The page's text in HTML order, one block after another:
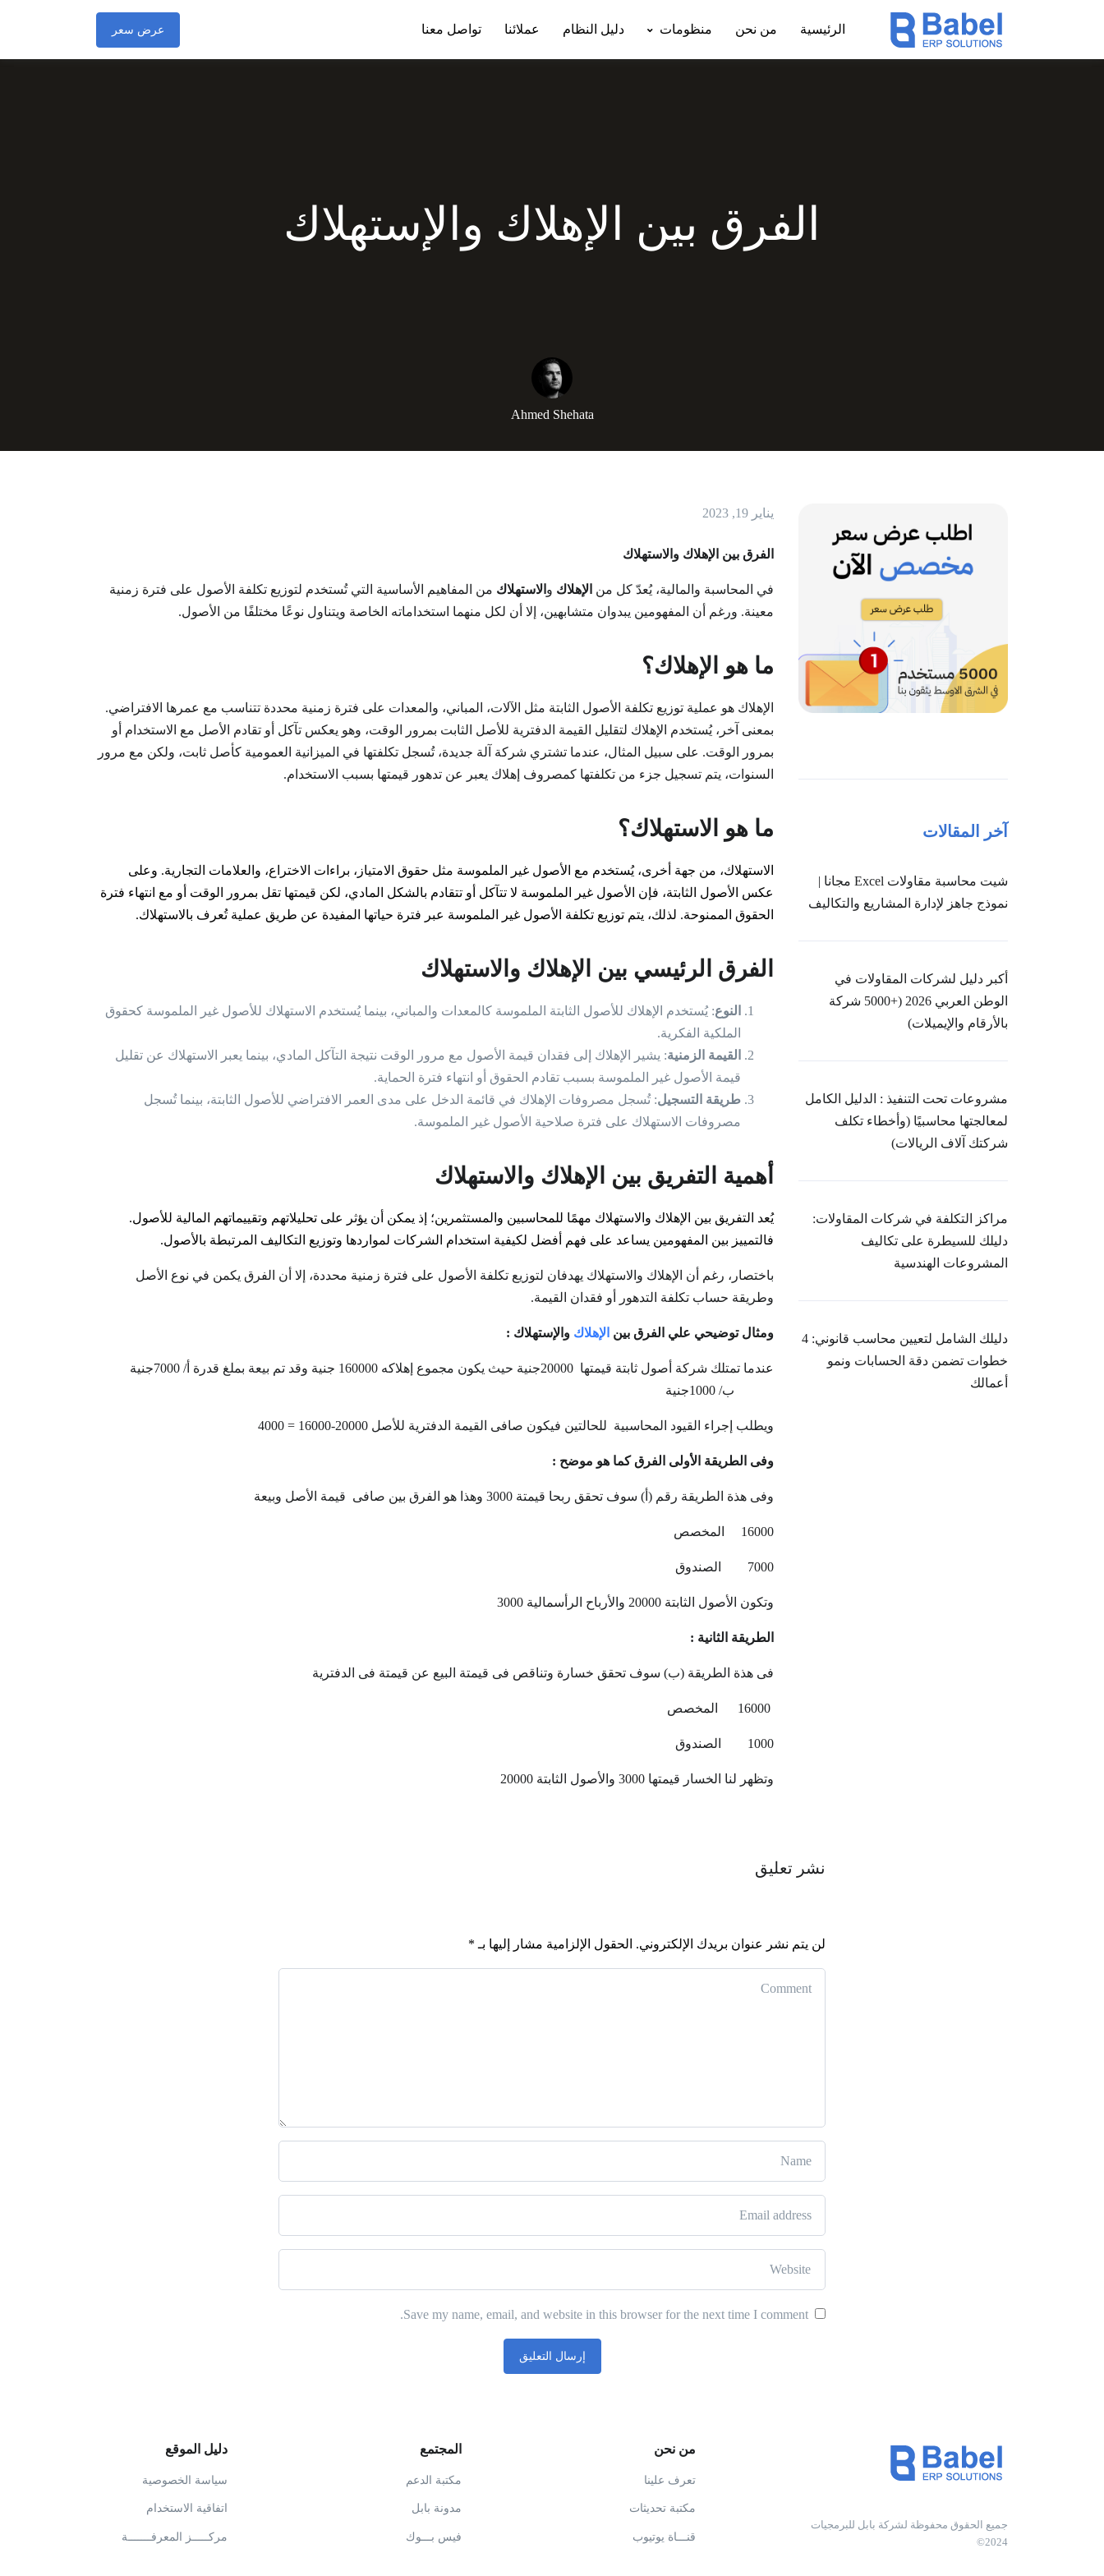
الرئيسية من نحن منظومات دليل النظام عملائنا تواصل معنا عرض سعر
الفرق بين الإهلاك والإستهلاك
Ahmed Shehata
يناير 19, 2023
الفرق بين الإهلاك والاستهلاك
في المحاسبة والمالية، يُعدّ كل من الإهلاك و الاستهلاك من المفاهيم الأساسية التي تُستخدم لتوزيع تكلفة الأصول على فترة زمنية
معينة. ورغم أن المفهومين يبدوان متشابهين، إلا أن لكل منهما استخداماته الخاصة ويتناول نوعًا مختلفًا من الأصول.
ما هو الإهلاك؟
الإهلاك هو عملية توزيع تكلفة الأصول الثابتة مثل الآلات، المباني، والمعدات على فترة زمنية محددة تتناسب مع عمرها الافتراضي.
بمعنى آخر، يُستخدم الإهلاك لتقليل القيمة الدفترية للأصل الثابت بمرور الوقت، وهو يعكس تآكل أو تقادم الأصل مع الاستخدام أو
بمرور الوقت. على سبيل المثال، عندما تشتري شركة آلة جديدة، تُسجل تكلفتها في الميزانية العمومية كأصل ثابت، ولكن مع مرور
السنوات، يتم تسجيل جزء من تكلفتها كمصروف إهلاك يعبر عن تدهور قيمتها بسبب الاستخدام.
ما هو الاستهلاك؟
الاستهلاك، من جهة أخرى، يُستخدم مع الأصول غير الملموسة مثل حقوق الامتياز، براءات الاختراع، والعلامات التجارية. وعلى
عكس الأصول الثابتة، فإن الأصول غير الملموسة لا تتآكل أو تتقادم بالشكل المادي، لكن قيمتها تقل بمرور الوقت أو مع انتهاء فترة
الحقوق الممنوحة. لذلك، يتم توزيع تكلفة الأصول غير الملموسة عبر فترة حياتها المفيدة عن طريق عملية تُعرف بالاستهلاك.
الفرق الرئيسي بين الإهلاك والاستهلاك
النوع: يُستخدم الإهلاك للأصول الثابتة الملموسة كالمعدات والمباني، بينما يُستخدم الاستهلاك للأصول غير الملموسة كحقوق
الملكية الفكرية.
القيمة الزمنية: يشير الإهلاك إلى فقدان قيمة الأصول مع مرور الوقت نتيجة التآكل المادي، بينما يعبر الاستهلاك عن تقليل
قيمة الأصول غير الملموسة بسبب تقادم الحقوق أو انتهاء فترة الحماية.
طريقة التسجيل: تُسجل مصروفات الإهلاك في قائمة الدخل على مدى العمر الافتراضي للأصول الثابتة، بينما تُسجل
مصروفات الاستهلاك على فترة صلاحية الأصول غير الملموسة.
أهمية التفريق بين الإهلاك والاستهلاك
يُعد التفريق بين الإهلاك والاستهلاك مهمًا للمحاسبين والمستثمرين؛ إذ يمكن أن يؤثر على تحليلاتهم وتقييماتهم المالية للأصول.
فالتمييز بين المفهومين يساعد على فهم أفضل لكيفية استخدام الشركات لمواردها وتوزيع التكاليف المرتبطة بالأصول.
باختصار، رغم أن الإهلاك والاستهلاك يهدفان لتوزيع تكلفة الأصول على فترة زمنية محددة، إلا أن الفرق يكمن في نوع الأصل
وطريقة حساب تكلفة التدهور أو فقدان القيمة.
ومثال توضيحي علي الفرق بين الإهلاك والإستهلاك :
عندما تمتلك شركة أصول ثابتة قيمتها 20000جنية حيث يكون مجموع إهلاكه 160000 جنية وقد تم بيعة بملغ قدرة أ/ 7000جنية
ب/ 1000جنية
ويطلب إجراء القيود المحاسبية للحالتين فيكون صافى القيمة الدفترية للأصل 20000-16000 = 4000
وفى الطريقة الأولى الفرق كما هو موضح :
وفى هذة الطريقة رقم (أ) سوف تحقق ربحا قيمتة 3000 وهذا هو الفرق بين صافى قيمة الأصل وبيعة
16000 المخصص
7000 الصندوق
وتكون الأصول الثابتة 20000 والأرباح الرأسمالية 3000
الطريقة الثانية :
فى هذة الطريقة (ب) سوف تحقق خسارة وتناقص فى قيمتة البيع عن قيمتة فى الدفترية
1000 الصندوق
وتظهر لنا الخسار قيمتها 3000 والأصول الثابتة 20000
آخر المقالات
شيت محاسبة مقاولات Excel مجانا |
نموذج جاهز لإدارة المشاريع والتكاليف
أكبر دليل لشركات المقاولات في
الوطن العربي 2026 (+5000 شركة
بالأرقام والإيميلات)
مشروعات تحت التنفيذ : الدليل الكامل
لمعالجتها محاسبيًا (وأخطاء تكلف
شركتك آلاف الريالات)
مراكز التكلفة في شركات المقاولات:
دليلك للسيطرة على تكاليف
المشروعات الهندسية
دليلك الشامل لتعيين محاسب قانوني: 4
خطوات تضمن دقة الحسابات ونمو
أعمالك
نشر تعليق
لن يتم نشر عنوان بريدك الإلكتروني. الحقول الإلزامية مشار إليها بـ *
Save my name, email, and website in this browser for the next time I comment.
من نحن
تعرف علينا
مكتبة تحديثات
قنـــاة يوتيوب
المجتمع
مكتبة الدعم
مدونة بابل
فيس بـــوك
دليل الموقع
سياسة الخصوصية
اتفاقية الاستخدام
مركـــــز المعرفـــــــة
جميع الحقوق محفوظة لشركة بابل للبرمجيات
2024©